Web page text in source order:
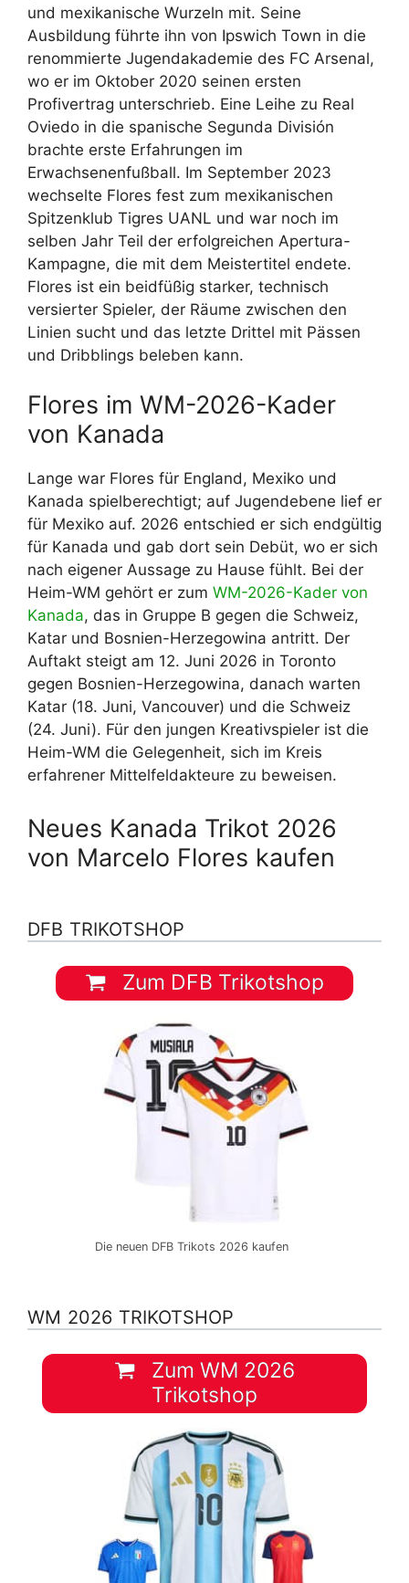
und mexikanische Wurzeln mit. Seine
Ausbildung führte ihn von Ipswich Town in die
renommierte Jugendakademie des FC Arsenal,
wo er im Oktober 2020 seinen ersten
Profivertrag unterschrieb. Eine Leihe zu Real
Oviedo in die spanische Segunda División
brachte erste Erfahrungen im
Erwachsenenfußball. Im September 2023
wechselte Flores fest zum mexikanischen
Spitzenklub Tigres UANL und war noch im
selben Jahr Teil der erfolgreichen Apertura-
Kampagne, die mit dem Meistertitel endete.
Flores ist ein beidfüßig starker, technisch
versierter Spieler, der Räume zwischen den
Linien sucht und das letzte Drittel mit Pässen
und Dribblings beleben kann.
Flores im WM-2026-Kader
von Kanada
Lange war Flores für England, Mexiko und
Kanada spielberechtigt; auf Jugendebene lief er
für Mexiko auf. 2026 entschied er sich endgültig
für Kanada und gab dort sein Debüt, wo er sich
nach eigener Aussage zu Hause fühlt. Bei der
Heim-WM gehört er zum WM-2026-Kader von
Kanada, das in Gruppe B gegen die Schweiz,
Katar und Bosnien-Herzegowina antritt. Der
Auftakt steigt am 12. Juni 2026 in Toronto
gegen Bosnien-Herzegowina, danach warten
Katar (18. Juni, Vancouver) und die Schweiz
(24. Juni). Für den jungen Kreativspieler ist die
Heim-WM die Gelegenheit, sich im Kreis
erfahrener Mittelfeldakteure zu beweisen.
Neues Kanada Trikot 2026
von Marcelo Flores kaufen
DFB TRIKOTSHOP
Zum DFB Trikotshop
Die neuen DFB Trikots 2026 kaufen
WM 2026 TRIKOTSHOP
Zum WM 2026
Trikotshop